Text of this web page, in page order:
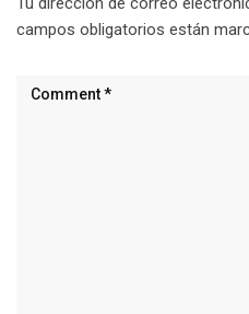
campos obligatorios están